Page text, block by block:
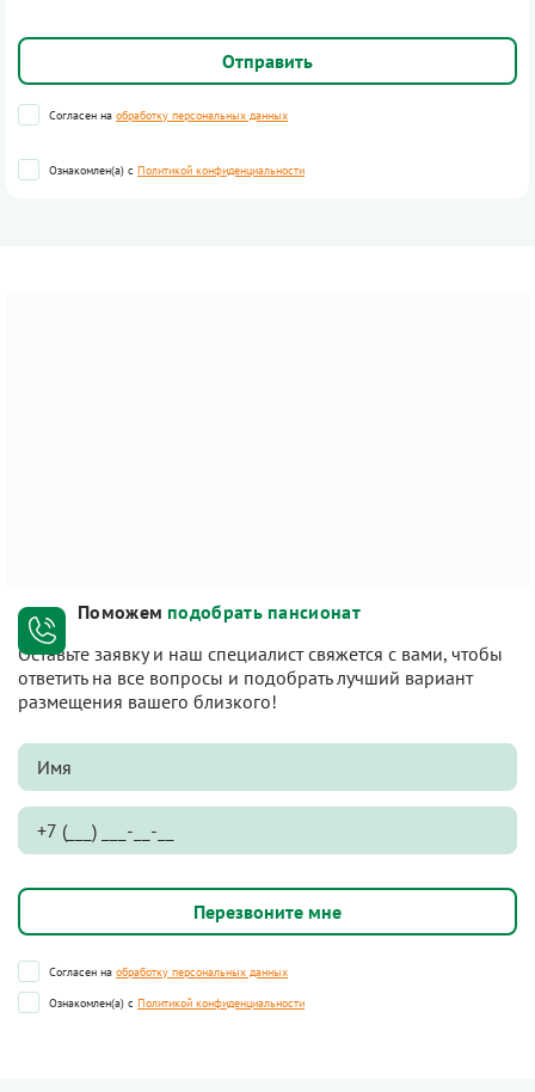
Согласен на обработку персональных данных
Ознакомлен(а) с Политикой конфиденциальности
Поможем подобрать пансионат
Оставьте заявку и наш специалист свяжется с вами, чтобы
ответить на все вопросы и подобрать лучший вариант
размещения вашего близкого!
Согласен на обработку персональных данных
Ознакомлен(а) с Политикой конфиденциальности